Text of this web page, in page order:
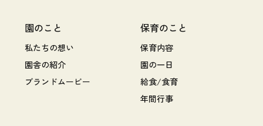
園のこと
私たちの想い
園舎の紹介
ブランドムービー
保育のこと
保育内容
園の一日
給食/食育
年間行事